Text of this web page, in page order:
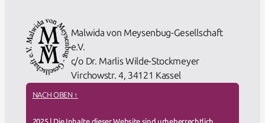
Malwida von Meysenbug-Gesellschaft
e.V.
c/o Dr. Marlis Wilde-Stockmeyer
Virchowstr. 4, 34121 Kassel
NACH OBEN ↑